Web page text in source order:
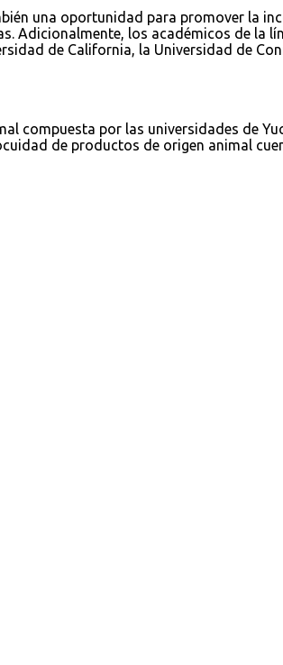
una oportunidad para promover la
Adicionalmente, los académicos de la
de California, la Universidad de
compuesta por las universidades de
de productos de origen animal